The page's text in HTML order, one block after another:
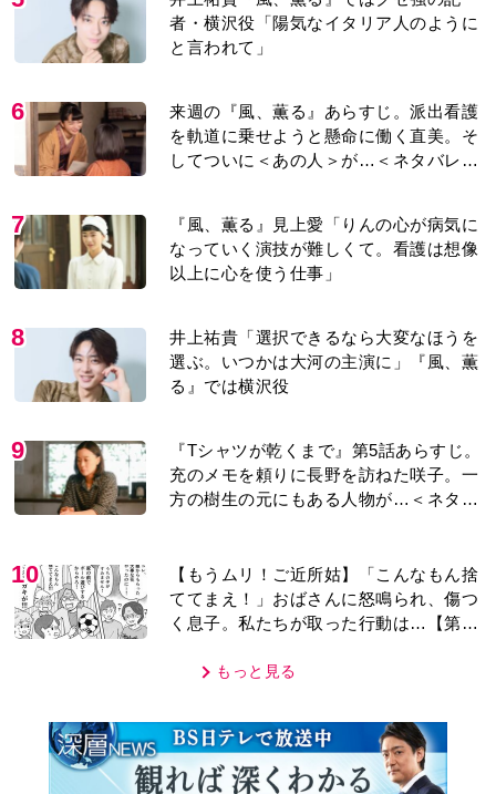
者・横沢役「陽気なイタリア人のように
と言われて」
6
来週の『風、薫る』あらすじ。派出看護
を軌道に乗せようと懸命に働く直美。そ
してついに＜あの人＞が…＜ネタバレあ
7
『風、薫る』見上愛「りんの心が病気に
なっていく演技が難しくて。看護は想像
以上に心を使う仕事」
8
井上祐貴「選択できるなら大変なほうを
選ぶ。いつかは大河の主演に」『風、薫
る』では横沢役
9
『Tシャツが乾くまで』第5話あらすじ。
充のメモを頼りに長野を訪ねた咲子。一
方の樹生の元にもある人物が…＜ネタバ
10
【もうムリ！ご近所姑】「こんなもん捨
ててまえ！」おばさんに怒鳴られ、傷つ
く息子。私たちが取った行動は…【第3
もっと見る